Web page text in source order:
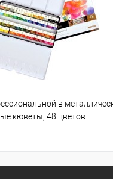
в
кюветы, 48 цветов